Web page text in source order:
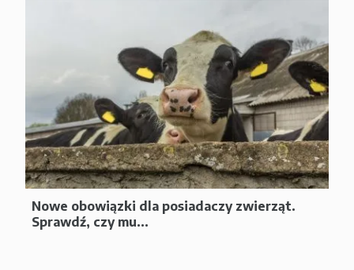
Nowe obowiązki dla posiadaczy zwierząt.
Sprawdź, czy mu...